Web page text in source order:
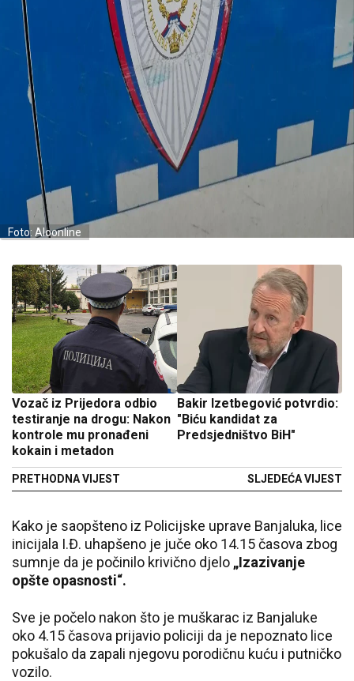
Foto: Aloonline
Vozač iz Prijedora odbio
testiranje na drogu: Nakon
kontrole mu pronađeni
kokain i metadon
PRETHODNA VIJEST
Bakir Izetbegović potvrdio:
"Biću kandidat za
Predsjedništvo BiH"
SLJEDEĆA VIJEST
Kako je saopšteno iz Policijske uprave Banjaluka, lice
inicijala I.Đ. uhapšeno je juče oko 14.15 časova zbog
sumnje da je počinilo krivično djelo „Izazivanje
opšte opasnosti“.
Sve je počelo nakon što je muškarac iz Banjaluke
oko 4.15 časova prijavio policiji da je nepoznato lice
pokušalo da zapali njegovu porodičnu kuću i putničko
vozilo.